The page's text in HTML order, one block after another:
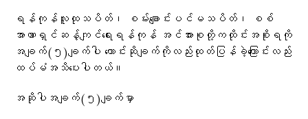
ရန်ကုန်လူထုသပိတ်၊ စမ်းချောင်းပင်မသပိတ်၊ စစ်
အာဏာရှင်ဆန့်ကျင်ရေးရန်ကုန် အင်အားစုတို့ကထိုင်းအစိုးရကို
အချက်(၅)ချက်ပါ​ ​တောင်းဆိုချက်ကိုလည်းထုတ်ပြန်ခဲ့​ကြောင်းလည်း
ထပ်မံအသိ​ပေးပါတယ်။
အဆိုပါအချက်(၅)ချက်မှာ